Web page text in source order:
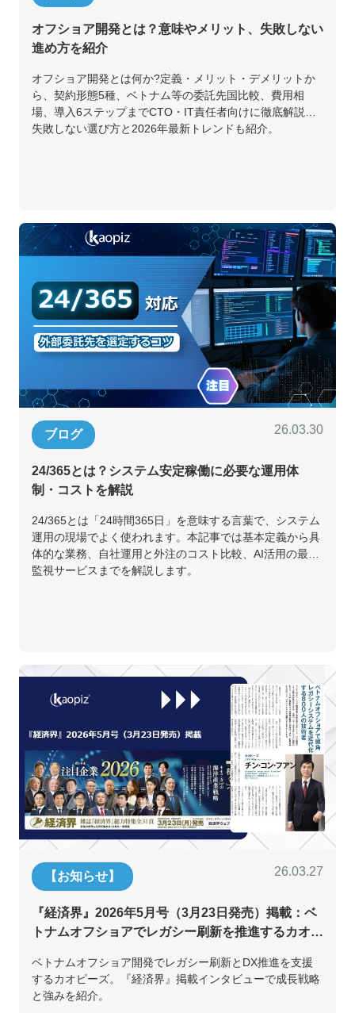
オフショア開発とは？意味やメリット、失敗しない
進め方を紹介
オフショア開発とは何か?定義・メリット・デメリットか
ら、契約形態5種、ベトナム等の委託先国比較、費用相
場、導入6ステップまでCTO・IT責任者向けに徹底解説。
失敗しない選び方と2026年最新トレンドも紹介。
ブログ 26.03.30
24/365とは？システム安定稼働に必要な運用体
制・コストを解説
24/365とは「24時間365日」を意味する言葉で、システム
運用の現場でよく使われます。本記事では基本定義から具
体的な業務、自社運用と外注のコスト比較、AI活用の最新
監視サービスまでを解説します。
【お知らせ】 26.03.27
『経済界』2026年5月号（3月23日発売）掲載：ベ
トナムオフショアでレガシー刷新を推進するカオピ
ベトナムオフショア開発でレガシー刷新とDX推進を支援
するカオピーズ。『経済界』掲載インタビューで成長戦略
と強みを紹介。